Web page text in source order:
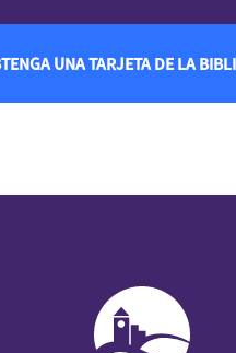
UNA TARJETA DE LA